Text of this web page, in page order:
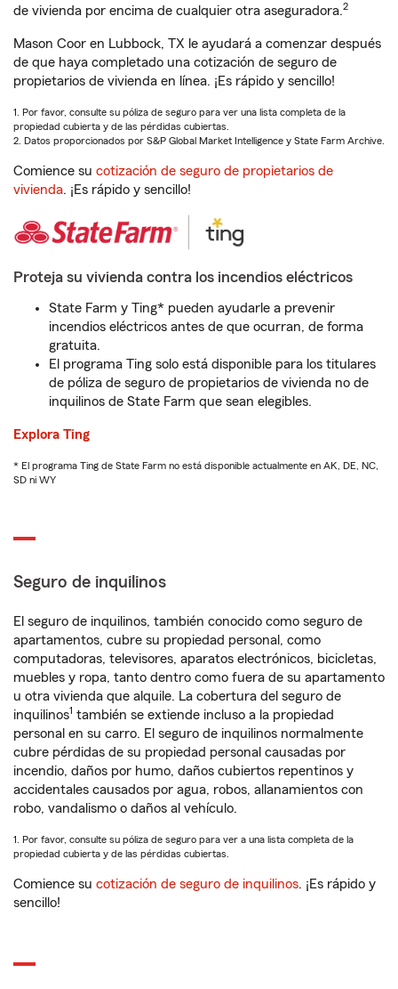
de vivienda por encima de cualquier otra aseguradora.2
Mason Coor en Lubbock, TX le ayudará a comenzar después
de que haya completado una cotización de seguro de
propietarios de vivienda en línea. ¡Es rápido y sencillo!
1. Por favor, consulte su póliza de seguro para ver una lista completa de la
propiedad cubierta y de las pérdidas cubiertas.
2. Datos proporcionados por S&P Global Market Intelligence y State Farm Archive.
Comience su cotización de seguro de propietarios de
vivienda. ¡Es rápido y sencillo!
Proteja su vivienda contra los incendios eléctricos
State Farm y Ting* pueden ayudarle a prevenir
incendios eléctricos antes de que ocurran, de forma
gratuita.
El programa Ting solo está disponible para los titulares
de póliza de seguro de propietarios de vivienda no de
inquilinos de State Farm que sean elegibles.
Explora Ting
* El programa Ting de State Farm no está disponible actualmente en AK, DE, NC,
SD ni WY
Seguro de inquilinos
El seguro de inquilinos, también conocido como seguro de
apartamentos, cubre su propiedad personal, como
computadoras, televisores, aparatos electrónicos, bicicletas,
muebles y ropa, tanto dentro como fuera de su apartamento
u otra vivienda que alquile. La cobertura del seguro de
inquilinos1 también se extiende incluso a la propiedad
personal en su carro. El seguro de inquilinos normalmente
cubre pérdidas de su propiedad personal causadas por
incendio, daños por humo, daños cubiertos repentinos y
accidentales causados por agua, robos, allanamientos con
robo, vandalismo o daños al vehículo.
1. Por favor, consulte su póliza de seguro para ver a una lista completa de la
propiedad cubierta y de las pérdidas cubiertas.
Comience su cotización de seguro de inquilinos. ¡Es rápido y
sencillo!